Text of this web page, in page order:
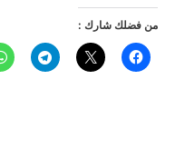
من فضلك شارك :